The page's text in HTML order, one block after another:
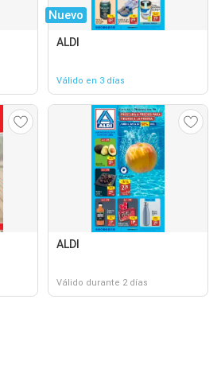
Nuevo
ALDI
Válido en 3 días
ALDI
Válido durante 2 días